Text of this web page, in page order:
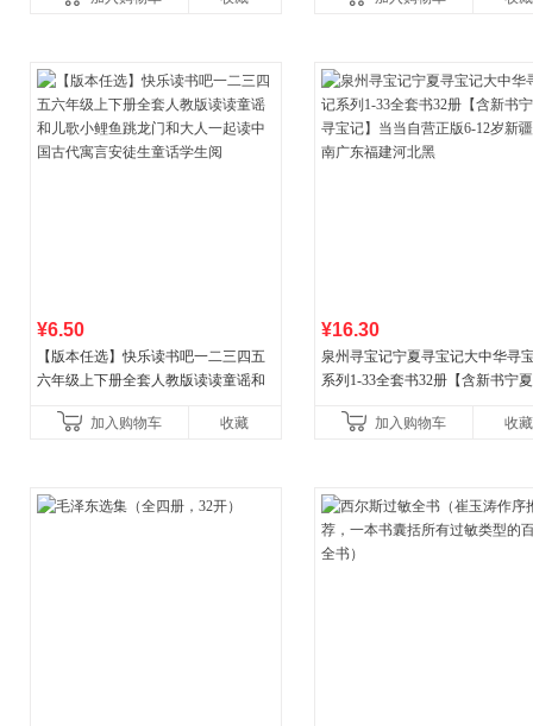
¥6.50
【版本任选】快乐读书吧一二三四五
六年级上下册全套人教版读读童谣和
古代寓言安徒生童话学生阅
加入购物车 收藏
¥16.30
泉州寻宝记宁夏寻宝记大中华寻
系列1-33全套书32册【含新书宁
广东福建河北黑
加入购物车 收藏